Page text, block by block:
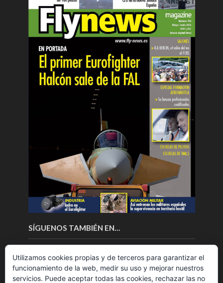
SÍGUENOS TAMBIÉN EN…
Utilizamos cookies propias y de terceros para garantizar el
funcionamiento de la web, medir su uso y mejorar nuestros
servicios. Puede aceptar todas las cookies, rechazar las no